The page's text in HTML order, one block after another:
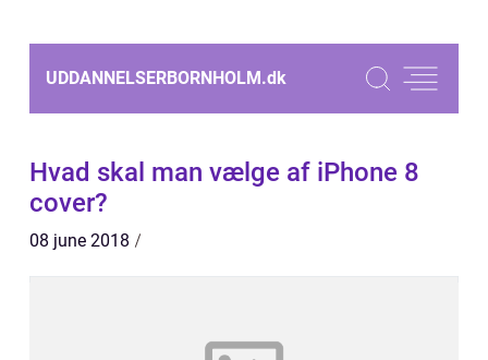
UDDANNELSERBORNHOLM.dk
Hvad skal man vælge af iPhone 8
cover?
08 june 2018